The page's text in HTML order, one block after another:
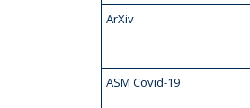
ArXiv
ASM Covid-19